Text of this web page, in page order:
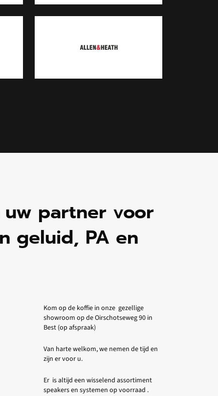
partner voor
geluid, PA en
Kom op de koffie in onze gezellige
showroom op de Oirschotseweg 90 in
Best (op afspraak)
Van harte welkom, we nemen de tijd en
zijn er voor u.
Er is altijd een wisselend assortiment
speakers en systemen op voorraad .